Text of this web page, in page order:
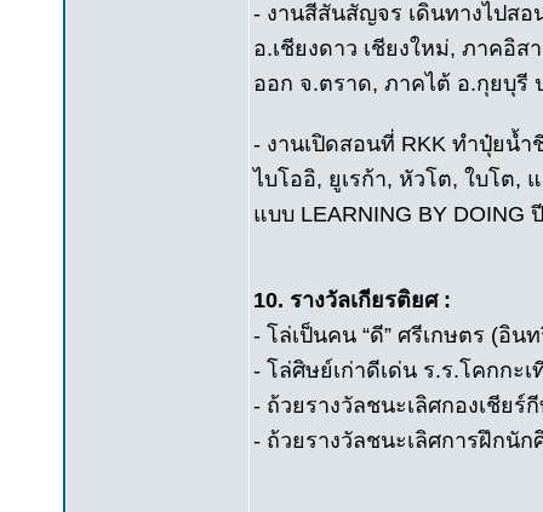
- งานสีสันสัญจร เดินทางไปส
อ.เชียงดาว เชียงใหม่, ภาคอิ
ออก จ.ตราด, ภาคไต้ อ.กุยบุรี
- งานเปิดสอนที่ RKK ทำปุ๋ยน้ำ
ไบโออิ, ยูเรก้า, หัวโต, ใบโต,
แบบ LEARNING BY DOING
10. รางวัลเกียรติยศ :
- โล่เป็นคน “ดี” ศรีเกษตร (อิ
- โล่ศิษย์เก่าดีเด่น ร.ร.โคกกะ
- ถ้วยรางวัลชนะเลิศกองเชีย
- ถ้วยรางวัลชนะเลิศการฝึกนั